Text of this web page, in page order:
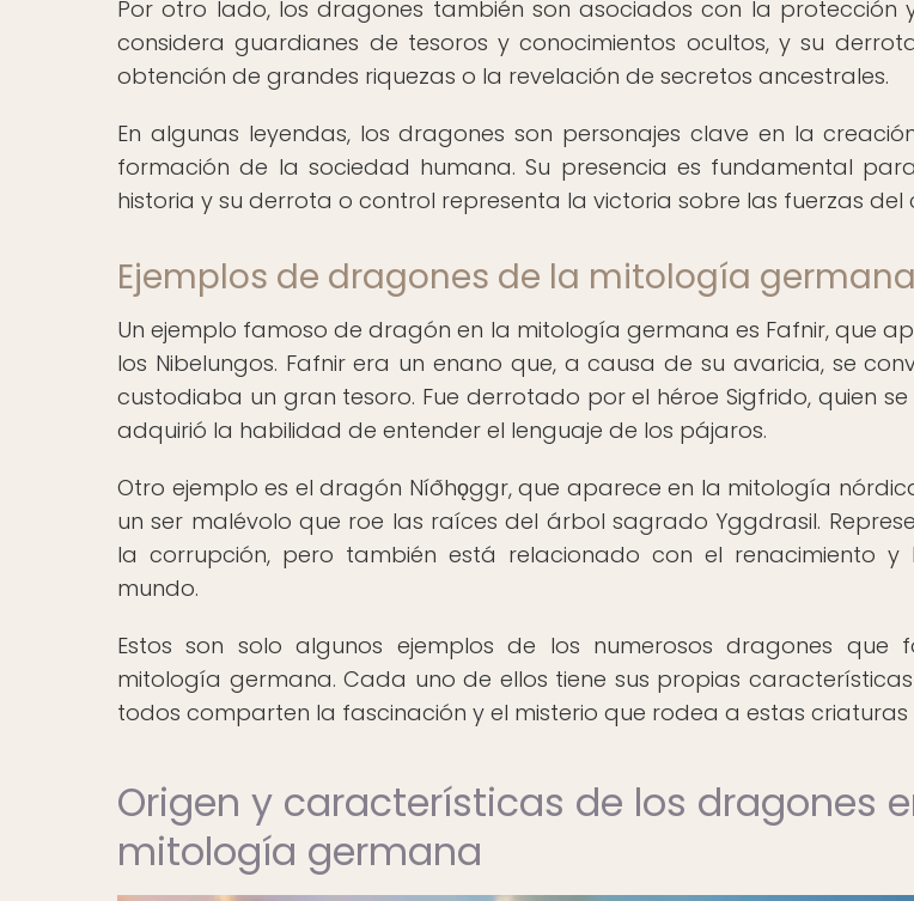
Por otro lado, los dragones también son asociados con la protección
considera guardianes de tesoros y conocimientos ocultos, y su
obtención de grandes riquezas o la revelación de secretos ancestrales.
En algunas leyendas, los dragones son personajes clave en la
formación de la sociedad humana. Su presencia es fundamental
historia y su derrota o control representa la victoria sobre las fuerzas del
Ejemplos de dragones de la mitología germana
Un ejemplo famoso de dragón en la mitología germana es Fafnir, que
los Nibelungos. Fafnir era un enano que, a causa de su avaricia, se
custodiaba un gran tesoro. Fue derrotado por el héroe Sigfrido, quien
adquirió la habilidad de entender el lenguaje de los pájaros.
Otro ejemplo es el dragón Níðhǫggr, que aparece en la mitología
un ser malévolo que roe las raíces del árbol sagrado Yggdrasil.
la corrupción, pero también está relacionado con el renacimiento y
mundo.
Estos son solo algunos ejemplos de los numerosos dragones
mitología germana. Cada uno de ellos tiene sus propias
todos comparten la fascinación y el misterio que rodea a estas criaturas
Origen y características de los dragones
mitología germana